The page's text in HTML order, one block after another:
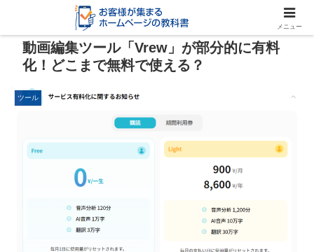
動画編集ツール「Vrew」が部分的に有料
化！どこまで無料で使える？
ツール
メニュー